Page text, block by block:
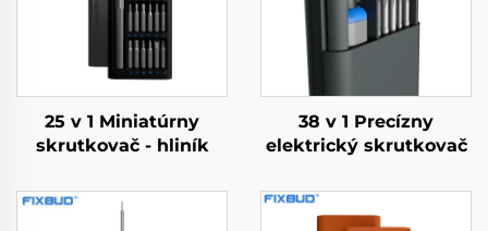
25 v 1 Miniatúrny
skrutkovač - hliník
38 v 1 Precízny
elektrický skrutkovač